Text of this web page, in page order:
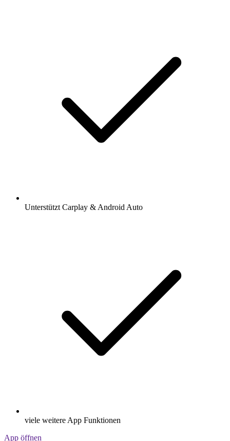
Unterstützt Carplay & Android Auto
viele weitere App Funktionen
App öffnen